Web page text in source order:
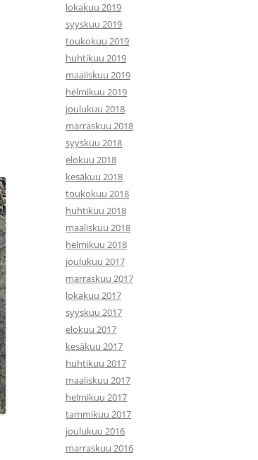
lokakuu 2019
syyskuu 2019
toukokuu 2019
huhtikuu 2019
maaliskuu 2019
helmikuu 2019
joulukuu 2018
marraskuu 2018
syyskuu 2018
elokuu 2018
kesäkuu 2018
toukokuu 2018
huhtikuu 2018
maaliskuu 2018
helmikuu 2018
joulukuu 2017
marraskuu 2017
lokakuu 2017
syyskuu 2017
elokuu 2017
kesäkuu 2017
huhtikuu 2017
maaliskuu 2017
helmikuu 2017
tammikuu 2017
joulukuu 2016
marraskuu 2016